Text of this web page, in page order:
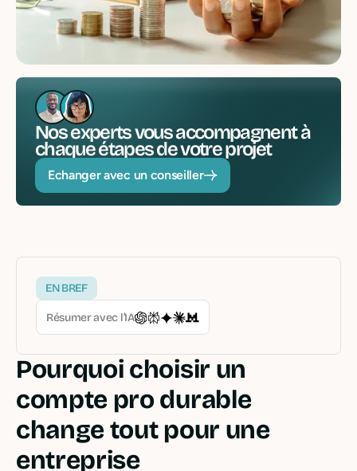
Nos experts vous accompagnent à
chaque étapes de votre projet
Echanger avec un conseiller
EN BREF
Résumer avec l’IA
Pourquoi choisir un
compte pro durable
change tout pour une
entreprise